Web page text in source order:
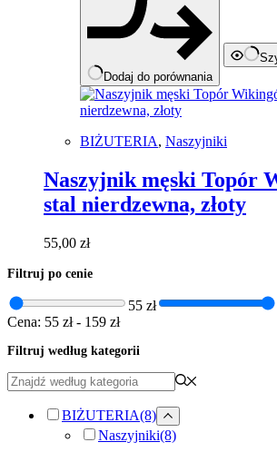
Dodaj do porównania
BIŻUTERIA, Naszyjniki
Naszyjnik męski Topór
stal nierdzewna, złoty
55,00 zł
Filtruj po cenie
55 zł
Cena: 55 zł- 159 zł
Filtruj według kategorii
BIŻUTERIA(8)
Naszyjniki(8)